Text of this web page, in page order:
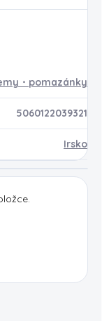
・pomazánky
5060122039321
Irsko